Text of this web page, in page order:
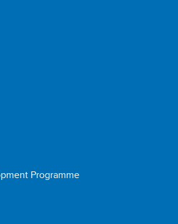
Programme